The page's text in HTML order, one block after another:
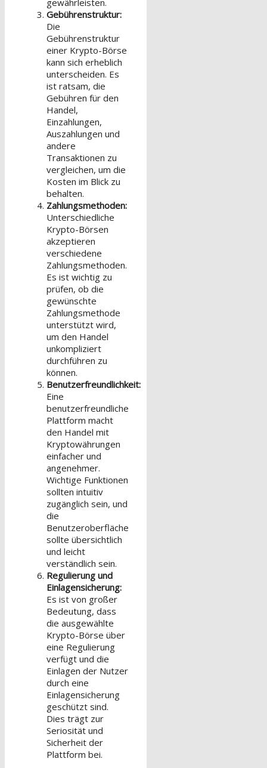
Gebührenstruktur:
Die
Gebührenstruktur
einer Krypto-Börse
kann sich erheblich
unterscheiden. Es
ist ratsam, die
Gebühren für den
Handel,
Einzahlungen,
Auszahlungen und
andere
Transaktionen zu
vergleichen, um die
Kosten im Blick zu
behalten.
Zahlungsmethoden:
Unterschiedliche
Krypto-Börsen
akzeptieren
verschiedene
Zahlungsmethoden.
Es ist wichtig zu
prüfen, ob die
gewünschte
Zahlungsmethode
unterstützt wird,
um den Handel
unkompliziert
durchführen zu
können.
Benutzerfreundlichkeit:
Eine
benutzerfreundliche
Plattform macht
den Handel mit
Kryptowährungen
einfacher und
angenehmer.
Wichtige Funktionen
sollten intuitiv
zugänglich sein, und
die
Benutzeroberfläche
sollte übersichtlich
und leicht
verständlich sein.
Regulierung und
Einlagensicherung:
Es ist von großer
Bedeutung, dass
die ausgewählte
Krypto-Börse über
eine Regulierung
verfügt und die
Einlagen der Nutzer
durch eine
Einlagensicherung
geschützt sind.
Dies trägt zur
Seriosität und
Sicherheit der
Plattform bei.